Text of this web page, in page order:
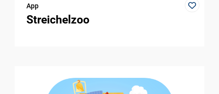
App
Streichelzoo